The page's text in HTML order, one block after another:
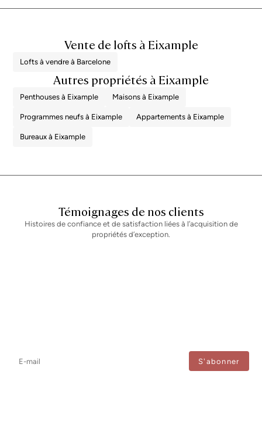
administrative, qui peuvent représenter, à titre indicatif, entre 1 % et 2 %
performance énergétique et d'un certificat d'habitabilité en cours de
validité, qui seront fournis à toute personne intéressée. Numéro
d'enregistrement AICAT 2736, conformément à la réglementation en
vendeur, conformément au mandat signé.
Vente de lofts à Eixample
Lofts à vendre à Barcelone
Autres propriétés à Eixample
Penthouses à Eixample Maisons à Eixample
Programmes neufs à Eixample Appartements à Eixample
Bureaux à Eixample
Témoignages de nos clients
Histoires de confiance et de satisfaction liées à l’acquisition de
propriétés d’exception.